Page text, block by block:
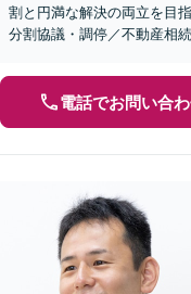
割と円満な解決の両立を目
分割協議・調停／不動産相
電話でお問い合